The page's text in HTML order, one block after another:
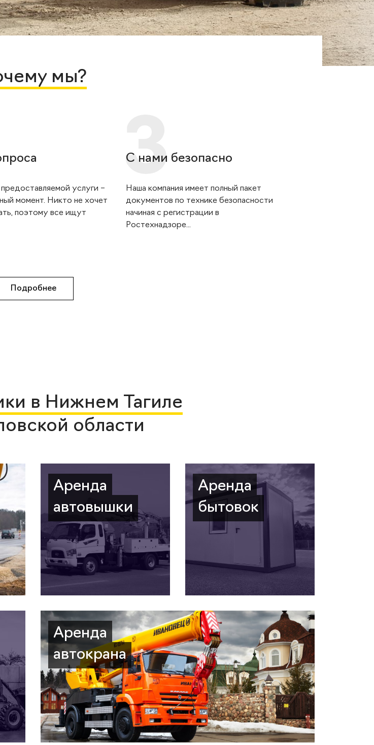
мы?
услуги –
момент. Никто не хочет
поэтому все ищут
С нами безопасно
Наша компания имеет полный пакет
документов по технике безопасности
начиная с регистрации в
Ростехнадзоре...
Подробнее
в Нижнем Тагиле
области
Аренда
автовышки
Аренда
бытовок
Аренда
автокрана